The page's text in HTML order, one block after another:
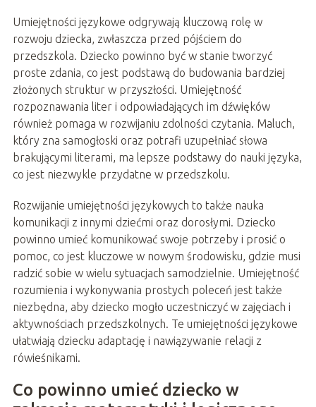
Umiejętności językowe odgrywają kluczową rolę w
rozwoju dziecka, zwłaszcza przed pójściem do
przedszkola. Dziecko powinno być w stanie tworzyć
proste zdania, co jest podstawą do budowania bardziej
złożonych struktur w przyszłości. Umiejętność
rozpoznawania liter i odpowiadających im dźwięków
również pomaga w rozwijaniu zdolności czytania. Maluch,
który zna samogłoski oraz potrafi uzupełniać słowa
brakującymi literami, ma lepsze podstawy do nauki języka,
co jest niezwykle przydatne w przedszkolu.
Rozwijanie umiejętności językowych to także nauka
komunikacji z innymi dziećmi oraz dorosłymi. Dziecko
powinno umieć komunikować swoje potrzeby i prosić o
pomoc, co jest kluczowe w nowym środowisku, gdzie musi
radzić sobie w wielu sytuacjach samodzielnie. Umiejętność
rozumienia i wykonywania prostych poleceń jest także
niezbędna, aby dziecko mogło uczestniczyć w zajęciach i
aktywnościach przedszkolnych. Te umiejętności językowe
ułatwiają dziecku adaptację i nawiązywanie relacji z
rówieśnikami.
Co powinno umieć dziecko w